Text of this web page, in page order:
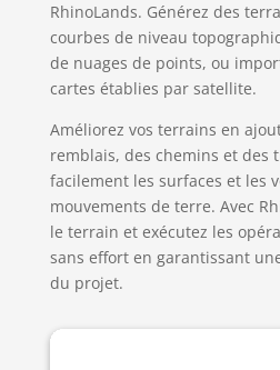
RhinoLands. Générez des
courbes de niveau
de nuages de points, ou
cartes établies par satellite.
Améliorez vos terrains en
remblais, des chemins et des
facilement les surfaces et les
mouvements de terre. Avec
le terrain et exécutez les
sans effort en garantissant
du projet.